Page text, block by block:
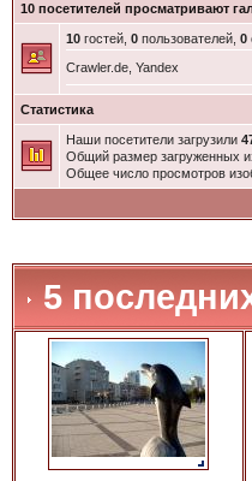
10 посетителей просматривают
10гостей, 0пользователей, 0
Crawler.de, Yandex
Статистика
Наши посетители загрузили
Общий размер загруженных
Общее число просмотров
5